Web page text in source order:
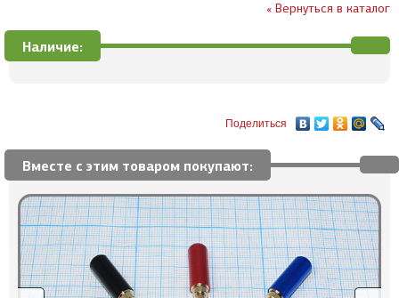
« Вернуться в каталог
Наличие:
Поделиться
Вместе с этим товаром покупают: